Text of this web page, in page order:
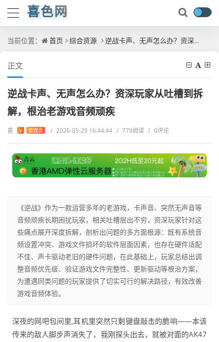
喜色网
当前位置： 首页 综合资源 逆战卡声、无声怎么办？资深玩家从吐槽到拆解，根治老游戏音频顽疾
正文
逆战卡声、无声怎么办？资深玩家从吐槽到拆
解，根治老游戏音频顽疾
喜 V 管理员 / 2026-05-29 16:44:44 / 779阅读 / 0评论
《逆战》作为一款运营多年的老游戏，卡声音、突然无声音等
音频顽疾长期困扰玩家，相关吐槽层出不穷，资深玩家针对这
些痛点展开深度拆解，剖析出问题的多方面根源：既有系统音
频设置冲突、游戏文件损坏的软件层面因素，也存在硬件适配
不佳、声卡驱动老旧的硬件问题，在此基础上，玩家总结出调
整音频优先级、验证游戏文件完整性、更新驱动等根治方案，
为遭遇同类问题的玩家提供了切实可行的解决路径，有效改善
游戏音频体验。
深夜的网吧包间里,耳机里突然只剩键盘敲击的脆响——本该
传来的敌人脚步声消失了，我刚探头出去，就被对面的AK47